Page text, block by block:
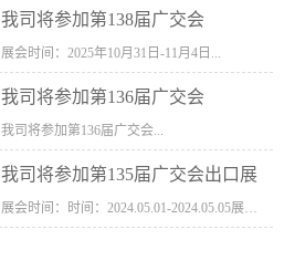
我司将参加第138届广交会
展会时间：2025年10月31日-11月4日...
我司将参加第136届广交会
我司将参加第136届广交会...
我司将参加第135届广交会出口展
展会时间：时间：2024.05.01-2024.05.05展会地址：中国进出口商品交易会展馆福建康莱宝公司展位号12.1G37-38、H11-12，浙江康莱宝展位号17.1B23-24、C19-20...